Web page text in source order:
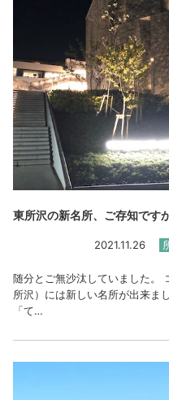
東所沢の新名所、ご存知です
2021.11.26
随分とご無沙汰していました。
所沢）には新しい名所が出来ま
「て…